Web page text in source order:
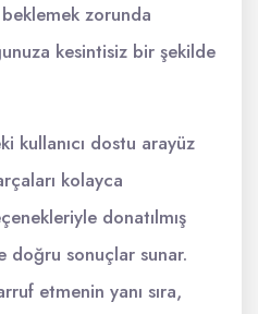
zorunda
kesintisiz bir şekilde
kullanıcı dostu arayüz
kolayca
donatılmış
doğru sonuçlar sunar.
etmenin yanı sıra,